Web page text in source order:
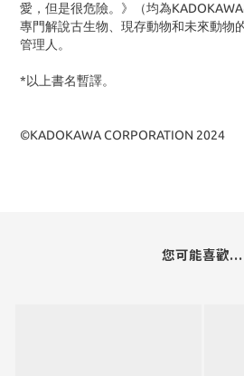
愛，但是很危險。》（均為
專門解說古生物、現存動物和未來動物
管理人。
*以上書名暫譯。
©KADOKAWA CORPORATION 2024
您可能喜歡...